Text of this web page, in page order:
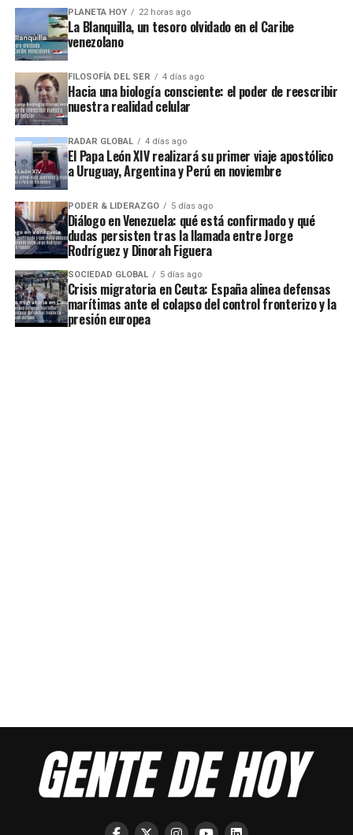
PLANETA HOY 22 horas ago
La Blanquilla, un tesoro olvidado en el Caribe
venezolano
FILOSOFÍA DEL SER 4 días ago
Hacia una biología consciente: el poder de reescribir
nuestra realidad celular
RADAR GLOBAL 4 días ago
El Papa León XIV realizará su primer viaje apostólico
a Uruguay, Argentina y Perú en noviembre
PODER & LIDERAZGO 5 días ago
Diálogo en Venezuela: qué está confirmado y qué
dudas persisten tras la llamada entre Jorge
Rodríguez y Dinorah Figuera
SOCIEDAD GLOBAL 5 días ago
Crisis migratoria en Ceuta: España alinea defensas
marítimas ante el colapso del control fronterizo y la
presión europea